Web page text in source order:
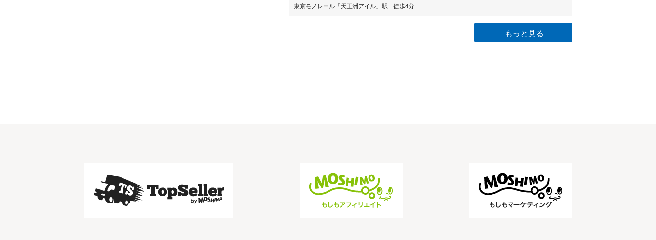
東京モノレール「天王洲アイル」駅 徒歩4分
もっと見る